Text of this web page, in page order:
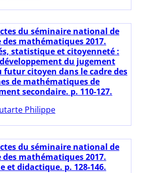
du séminaire national de
mathématiques 2017.
statistique et citoyenneté :
du jugement
futur citoyen dans le cadre des
de mathématiques de
secondaire. p. 110-127.
Philippe
du séminaire national de
mathématiques 2017.
et didactique. p. 128-146.